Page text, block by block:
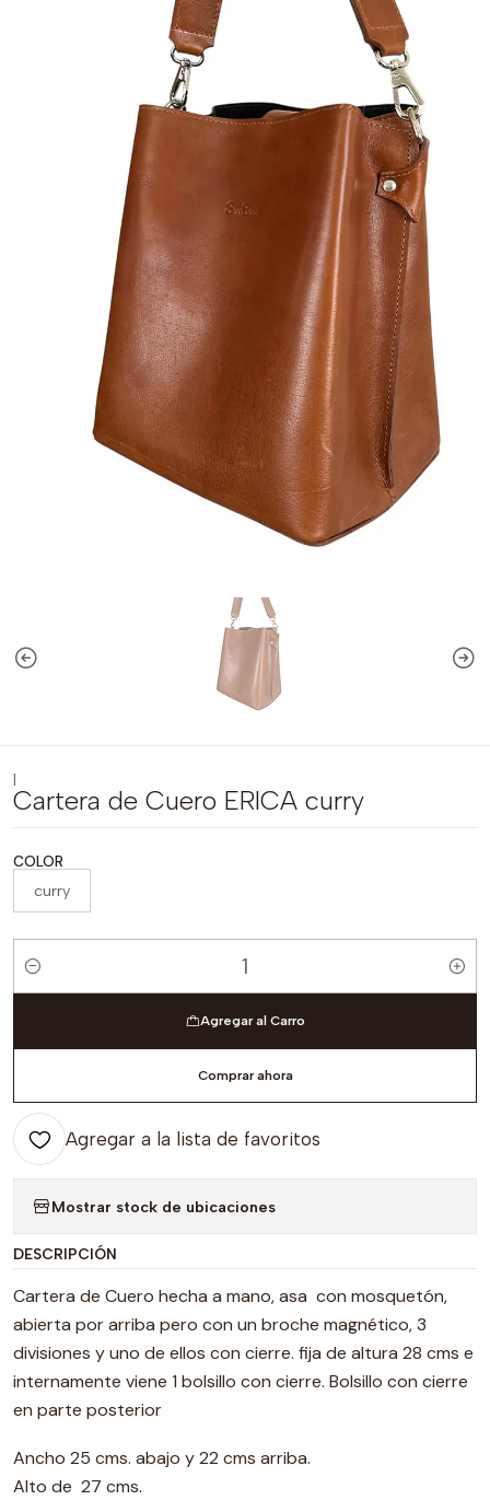
Cartera de Cuero ERICA curry
COLOR
curry
Cantidad
Agregar al Carro
Comprar ahora
Agregar a la lista de favoritos
Mostrar stock de ubicaciones
DESCRIPCIÓN
Cartera de Cuero hecha a mano, asa con mosquetón,
abierta por arriba pero con un broche magnético, 3
divisiones y uno de ellos con cierre. fija de altura 28 cms e
internamente viene 1 bolsillo con cierre. Bolsillo con cierre
en parte posterior
Ancho 25 cms. abajo y 22 cms arriba.
Alto de 27 cms.